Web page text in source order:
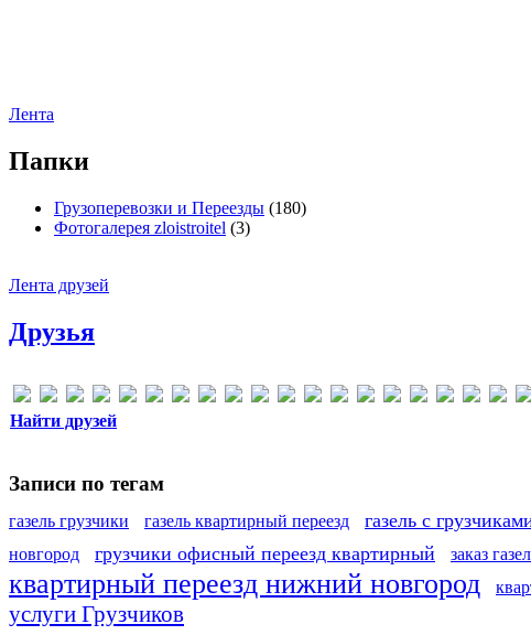
Лента
Папки
Грузоперевозки и Переезды (180)
Фотогалерея zloistroitel (3)
Лента друзей
Друзья
Найти друзей
Записи по тегам
газель грузчики газель квартирный переезд газель с
новгород
грузчики офисный переезд квартирный заказ
квартирный переезд нижний новгород
услуги Грузчиков